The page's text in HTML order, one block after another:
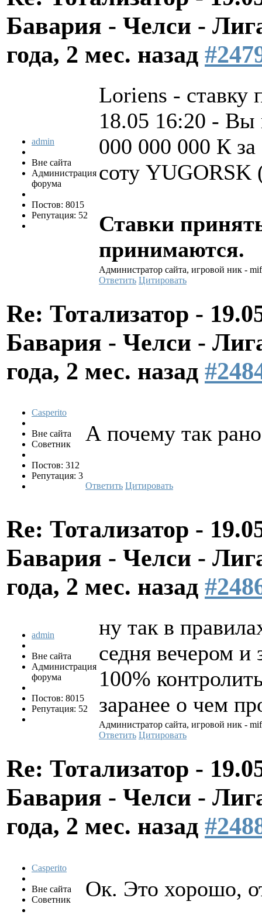
Бавария - Челси -
года, 2 мес. назад
admin
Вне сайта
Администрация
форума
Постов: 8015
Репутация: 52
Loriens - ставку
18.05 16:20 - Вы
000 000 000 К за
соту YUGORSK
Ставки
принимаются.
Администратор сайта, игровой ник -
Ответить Цитировать
Re: Тотализатор -
Бавария - Челси -
года, 2 мес. назад
Casperito
Вне сайта
Советник
Постов: 312
Репутация: 3
А почему так
Ответить Цитировать
Re: Тотализатор -
Бавария - Челси -
года, 2 мес. назад
admin
Вне сайта
Администрация
форума
Постов: 8015
Репутация: 52
ну так в
седня вечером и
100%
заранее о чем
Администратор сайта, игровой ник -
Ответить Цитировать
Re: Тотализатор -
Бавария - Челси -
года, 2 мес. назад
Casperito
Вне сайта
Советник
Ок. Это хорошо,